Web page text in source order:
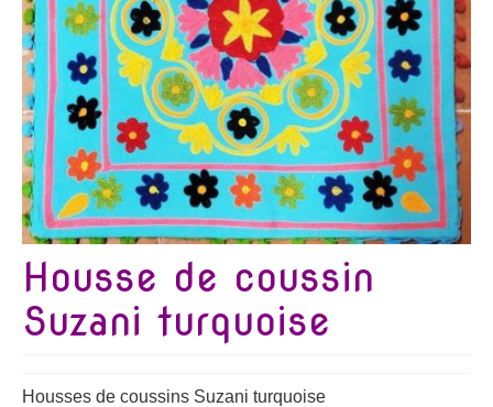
Tous nos imprimés
Présentation Marie-Lise Corda
Blog
Contact
Housse de coussin
Suzani turquoise
Housses de coussins Suzani turquoise